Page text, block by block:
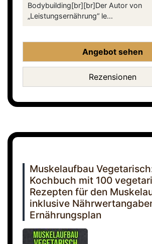
Bodybuilding[br][br]Der Autor von
„Leistungsernährung“ le...
Angebot sehen
Rezensionen
Muskelaufbau
Kochbuch mit 100
Rezepten für den
inklusive
Ernährungsplan